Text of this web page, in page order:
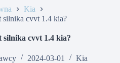
Kia
silnika cvvt 1.4 kia?
silnika cvvt 1.4 kia?
2024-03-01 Kia